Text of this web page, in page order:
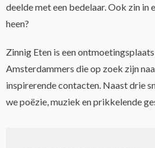
deelde met een bedelaar. Ook zin in
heen?
Zinnig Eten is een
Amsterdammers die op zoek zijn
inspirerende contacten. Naast drie
we poëzie, muziek en prikkelende